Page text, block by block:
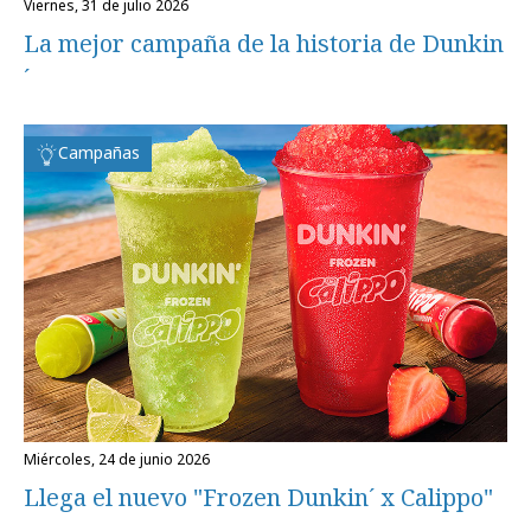
viernes, 31 de julio 2026
La mejor campaña de la historia de Dunkin
´
Campañas
miércoles, 24 de junio 2026
Llega el nuevo "Frozen Dunkin´ x Calippo"